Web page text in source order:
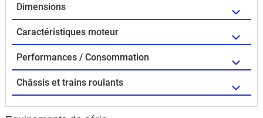
Dimensions
Caractéristiques moteur
Performances / Consommation
Châssis et trains roulants